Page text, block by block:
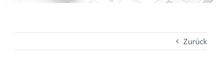
Zurück